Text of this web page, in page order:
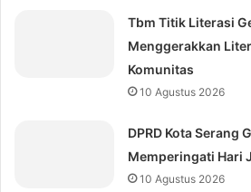
Tbm Titik Literasi
Menggerakkan
Komunitas
10 Agustus 2026
DPRD Kota Serang
Memperingati Hari
10 Agustus 2026